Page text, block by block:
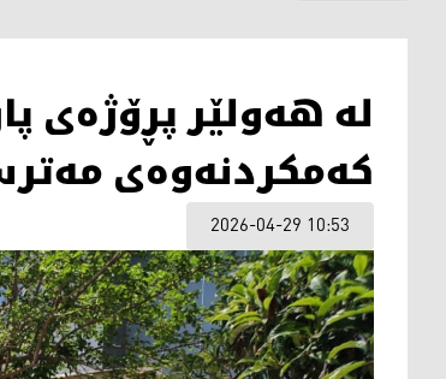
لە هەولێر پڕۆژەی
کەمکردنەوەی
2026-04-29 10:53